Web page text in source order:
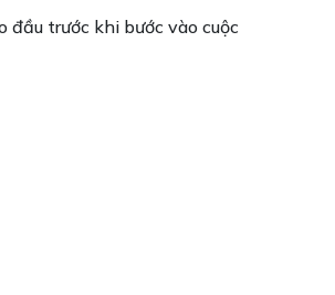
trước khi bước vào cuộc